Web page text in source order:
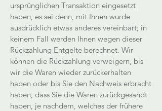
ursprünglichen Transaktion eingesetzt
haben, es sei denn, mit Ihnen wurde
ausdrücklich etwas anderes vereinbart; in
keinem Fall werden Ihnen wegen dieser
Rückzahlung Entgelte berechnet. Wir
können die Rückzahlung verweigern, bis
wir die Waren wieder zurückerhalten
haben oder bis Sie den Nachweis erbracht
haben, dass Sie die Waren zurückgesandt
haben, je nachdem, welches der frühere